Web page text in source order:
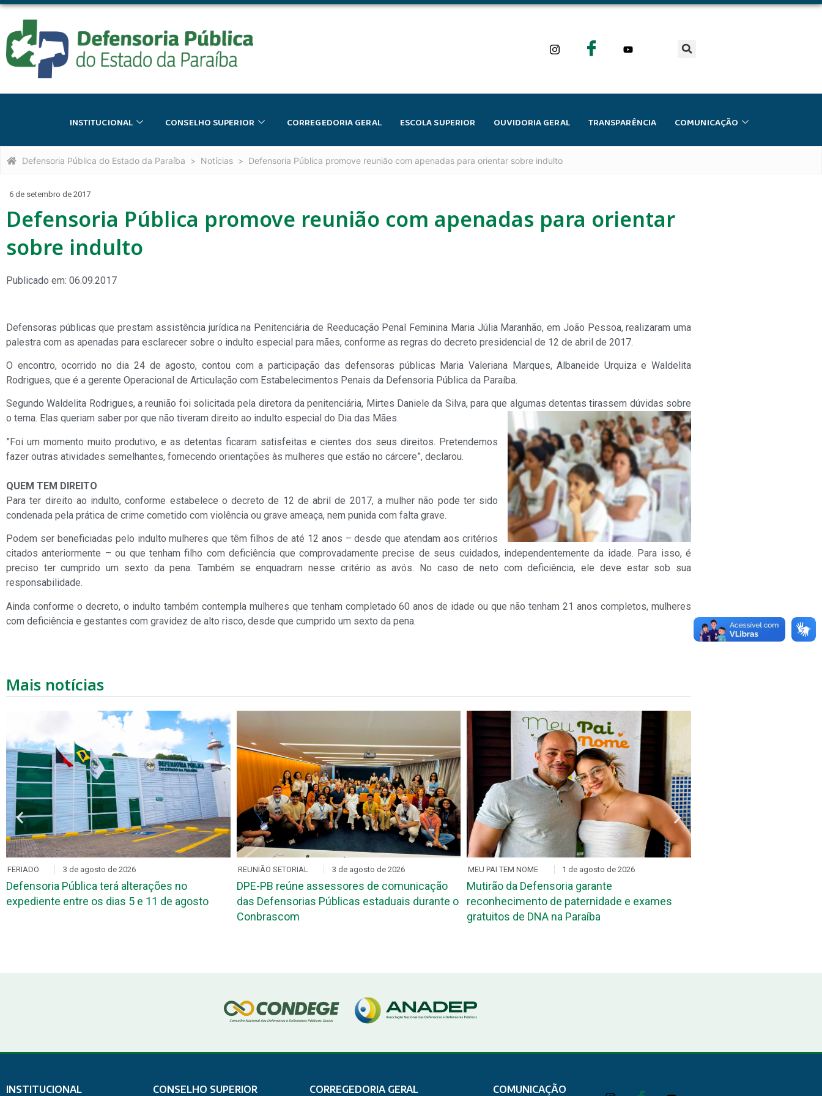
INSTITUCIONAL CONSELHO SUPERIOR CORREGEDORIA GERAL ESCOLA SUPERIOR OUVIDORIA GERAL TRANSPARÊNCIA COMUNICAÇÃO
Defensoria Pública do Estado da Paraíba Notícias Defensoria Pública promove reunião com apenadas para orientar sobre indulto
6 de setembro de 2017
Defensoria Pública promove reunião com apenadas para orientar
sobre indulto
Publicado em: 06.09.2017
Defensoras públicas que prestam assistência jurídica na Penitenciária de Reeducação Penal Feminina Maria Júlia Maranhão, em João Pessoa, realizaram uma
palestra com as apenadas para esclarecer sobre o indulto especial para mães, conforme as regras do decreto presidencial de 12 de abril de 2017.
O encontro, ocorrido no dia 24 de agosto, contou com a participação das defensoras públicas Maria Valeriana Marques, Albaneide Urquiza e Waldelita
Rodrigues, que é a gerente Operacional de Articulação com Estabelecimentos Penais da Defensoria Pública da Paraíba.
Segundo Waldelita Rodrigues, a reunião foi solicitada pela diretora da penitenciária, Mirtes Daniele da Silva, para que algumas detentas tirassem dúvidas sobre
o tema. Elas queriam saber por que não tiveram direito ao indulto especial do Dia das Mães.
”Foi um momento muito produtivo, e as detentas ficaram satisfeitas e cientes dos seus direitos. Pretendemos
fazer outras atividades semelhantes, fornecendo orientações às mulheres que estão no cárcere”, declarou.
QUEM TEM DIREITO
Para ter direito ao indulto, conforme estabelece o decreto de 12 de abril de 2017, a mulher não pode ter sido
condenada pela prática de crime cometido com violência ou grave ameaça, nem punida com falta grave.
Podem ser beneficiadas pelo indulto mulheres que têm filhos de até 12 anos – desde que atendam aos critérios
citados anteriormente – ou que tenham filho com deficiência que comprovadamente precise de seus cuidados, independentemente da idade. Para isso, é
preciso ter cumprido um sexto da pena. Também se enquadram nesse critério as avós. No caso de neto com deficiência, ele deve estar sob sua
responsabilidade.
Ainda conforme o decreto, o indulto também contempla mulheres que tenham completado 60 anos de idade ou que não tenham 21 anos completos, mulheres
com deficiência e gestantes com gravidez de alto risco, desde que cumprido um sexto da pena.
Mais notícias
FERIADO 3 de agosto de 2026
Defensoria Pública terá alterações no
expediente entre os dias 5 e 11 de agosto
REUNIÃO SETORIAL 3 de agosto de 2026
DPE-PB reúne assessores de comunicação
das Defensorias Públicas estaduais durante o
Conbrascom
MEU PAI TEM NOME 1 de agosto de 2026
Mutirão da Defensoria garante
reconhecimento de paternidade e exames
gratuitos de DNA na Paraíba
INSTITUCIONAL CONSELHO SUPERIOR CORREGEDORIA GERAL COMUNICAÇÃO